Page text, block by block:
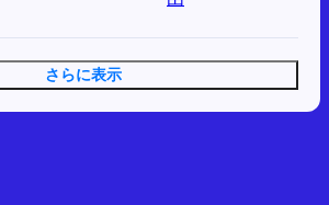
さらに表示